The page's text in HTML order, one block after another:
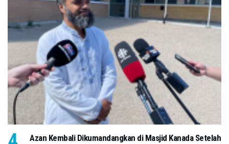
Azan Kembali Dikumandangkan di Masjid Kanada Setelah